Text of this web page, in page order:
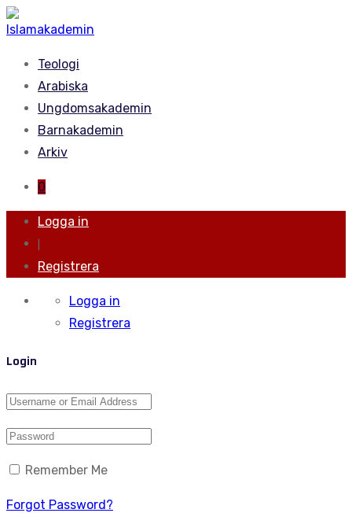
Teologi
Arabiska
Ungdomsakademin
Barnakademin
Arkiv
0
Logga in
Registrera
Logga in
Registrera
Login
Remember Me
Forgot Password?